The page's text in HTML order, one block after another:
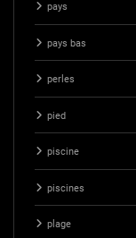
pays
pays bas
perles
pied
piscine
piscines
plage